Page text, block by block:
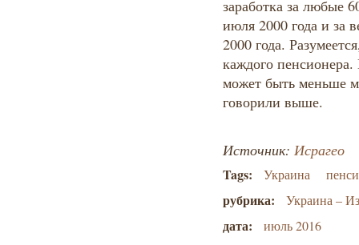
заработка за любые
июля 2000 года и за
2000 года.
каждого
может быть меньше
говорили выше.
Источник: Исрагео
Tags: Украина
рубрика: Украина –
дата: июль 2016